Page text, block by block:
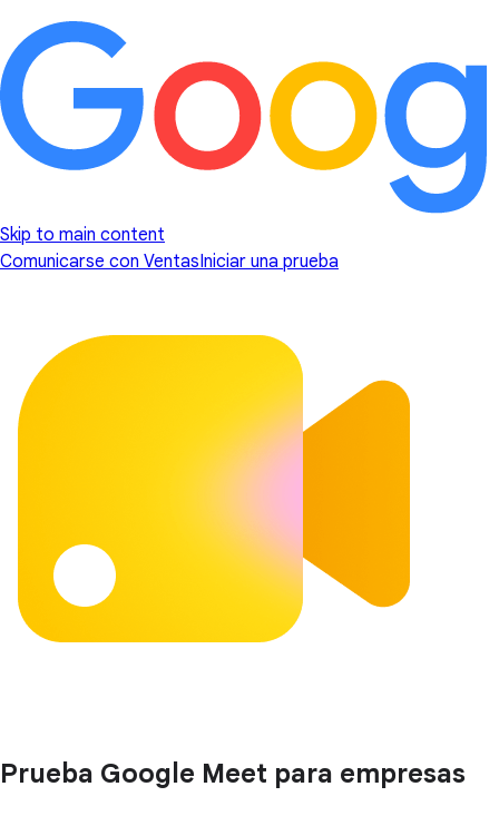
Skip to main content
Comunicarse con VentasIniciar una prueba
Prueba Google Meet para empresas